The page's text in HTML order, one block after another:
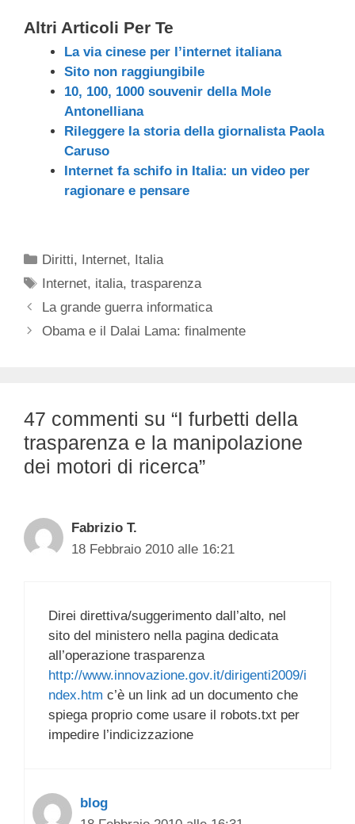
Altri Articoli Per Te
La via cinese per l’internet italiana
Sito non raggiungibile
10, 100, 1000 souvenir della Mole
Antonelliana
Rileggere la storia della giornalista Paola
Caruso
Internet fa schifo in Italia: un video per
ragionare e pensare
Categorie
Diritti, Internet, Italia
Tag
Internet, italia,trasparenza
La grande guerra informatica
Obama e il Dalai Lama: finalmente
47 commenti su “I furbetti della
trasparenza e la manipolazione
dei motori di ricerca”
Fabrizio T.
18 Febbraio 2010 alle 16:21
Direi direttiva/suggerimento dall’alto, nel
sito del ministero nella pagina dedicata
all’operazione trasparenza
http://www.innovazione.gov.it/dirigenti2009/i
ndex.htm c’è un link ad un documento che
spiega proprio come usare il robots.txt per
impedire l’indicizzazione
blog